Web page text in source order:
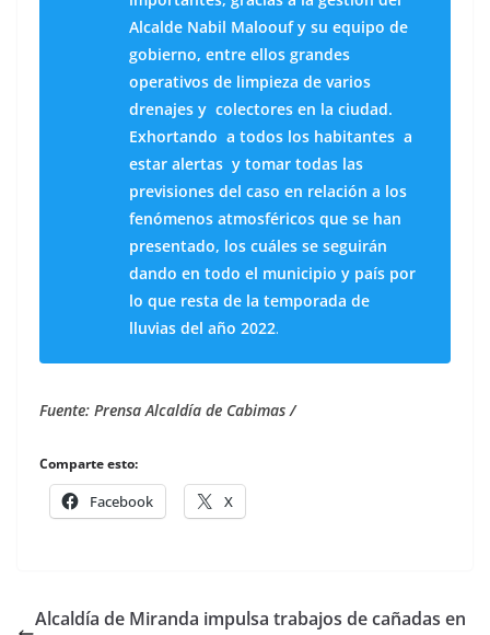
Alcalde Nabil Maloouf y su equipo de
gobierno, entre ellos grandes
operativos de limpieza de varios
drenajes y colectores en la ciudad.
Exhortando a todos los habitantes a
estar alertas y tomar todas las
previsiones del caso en relación a los
fenómenos atmosféricos que se han
presentado, los cuáles se seguirán
dando en todo el municipio y país por
lo que resta de la temporada de
lluvias del año 2022.
Fuente: Prensa Alcaldía de Cabimas /
Comparte esto:
Facebook X
Alcaldía de Miranda impulsa trabajos de cañadas en